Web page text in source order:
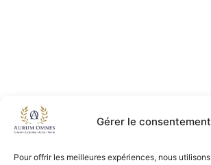
Gérer le consentement
Pour offrir les meilleures expériences, nous